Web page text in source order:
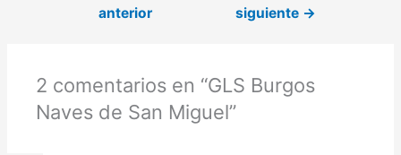
anterior
siguiente →
2 comentarios en “GLS Burgos
Naves de San Miguel”